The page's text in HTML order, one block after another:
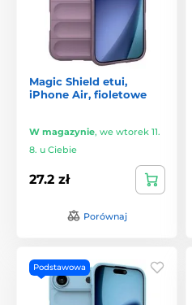
Magic Shield etui,
iPhone Air, fioletowe
W magazynie, we wtorek 11.
8. u Ciebie
27.2 zł
Porównaj
Podstawowa